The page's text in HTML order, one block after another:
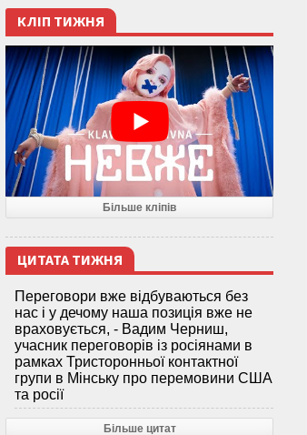
КЛІП ТИЖНЯ
Більше кліпів
ЦИТАТА ТИЖНЯ
Переговори вже відбуваються без
нас і у дечому наша позиція вже не
враховується, - Вадим Черниш,
учасник переговорів із росіянами в
рамках Тристоронньої контактної
групи в Мінську про перемовини США
та росії
Більше цитат